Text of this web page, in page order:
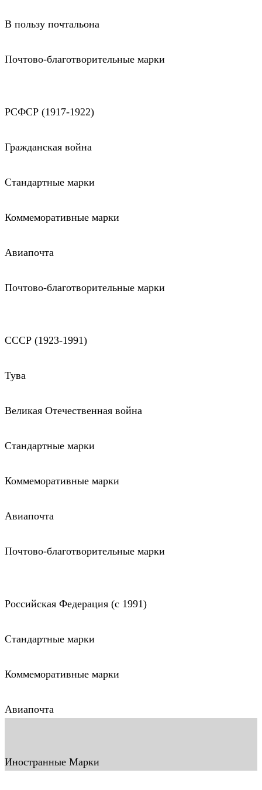
В пользу почтальона
Почтово-благотворительные марки
РСФСР (1917-1922)
Гражданская война
Стандартные марки
Коммеморативные марки
Авиапочта
Почтово-благотворительные марки
СССР (1923-1991)
Тува
Великая Отечественная война
Стандартные марки
Коммеморативные марки
Авиапочта
Почтово-благотворительные марки
Российская Федерация (c 1991)
Стандартные марки
Коммеморативные марки
Авиапочта
Иностранные Марки